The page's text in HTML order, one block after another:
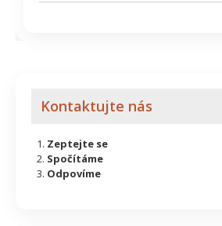
Kontaktujte nás
Zeptejte se
Spočítáme
Odpovíme